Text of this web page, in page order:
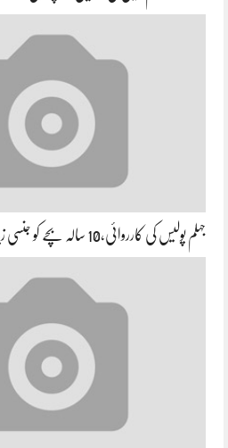
جہلم پولیس کی کارروائی،10 سالہ بچے کو جنسی زیادتی کا نشانہ بنانے والا ملزم…